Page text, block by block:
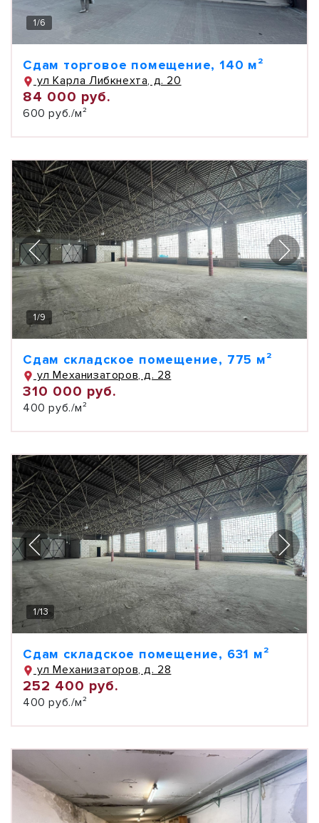
1/6
Сдам торговое помещение, 140 м²
ул Карла Либкнехта, д. 20
84 000 руб.
600 руб./м²
1/9
Сдам складское помещение, 775 м²
ул Механизаторов, д. 28
310 000 руб.
400 руб./м²
1/13
Сдам складское помещение, 631 м²
ул Механизаторов, д. 28
252 400 руб.
400 руб./м²